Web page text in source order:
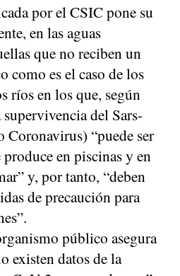
por el CSIC pone su
en las aguas
que no reciben un
como es el caso de los
ríos en los que, según
del Sars-
“puede ser
en piscinas y en
y, por tanto, “deben
de precaución para
público asegura
existen datos de la